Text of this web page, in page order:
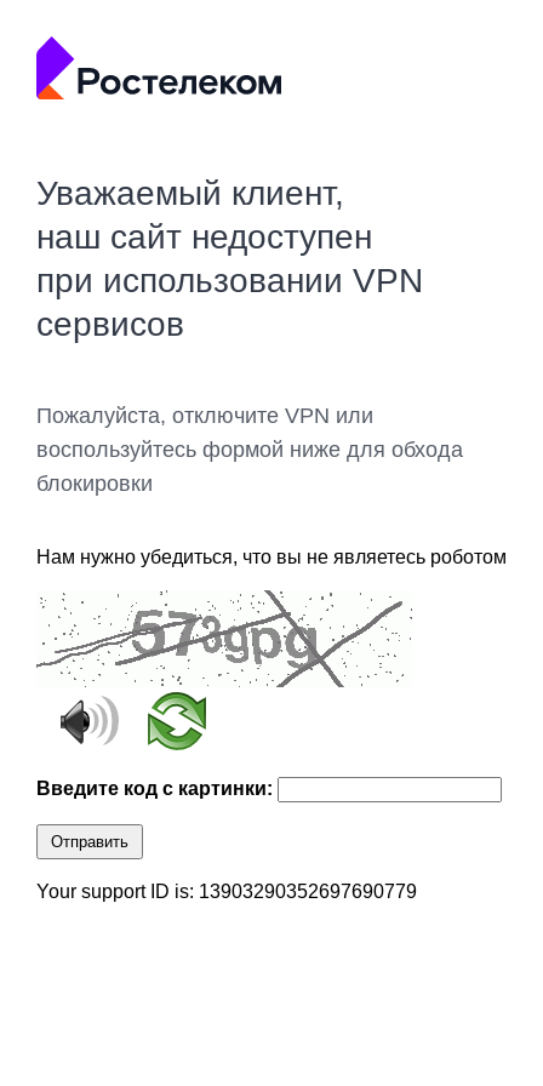
Уважаемый клиент,
наш сайт недоступен
при использовании VPN
сервисов
Пожалуйста, отключите VPN или
воспользуйтесь формой ниже для обхода
блокировки
Нам нужно убедиться, что вы не являетесь роботом
Введите код с картинки:
Отправить
Your support ID is: 13903290352697690779